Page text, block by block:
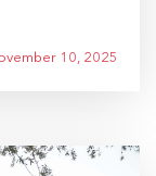
10, 2025